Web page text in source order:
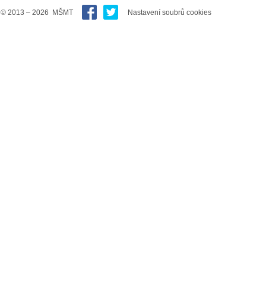
© 2013 – 2026 MŠMT Nastavení soubrů cookies